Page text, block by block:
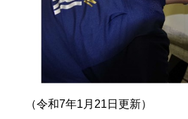
（令和7年1月21日更新）